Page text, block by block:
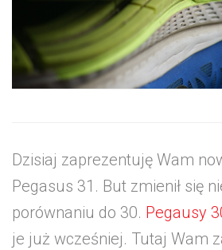
Dzisiaj zaprezentuję Wam
Pegasus 31. But zmienił się
porównaniu do 30. Pegausy
je już wcześniej. Tutaj Wam